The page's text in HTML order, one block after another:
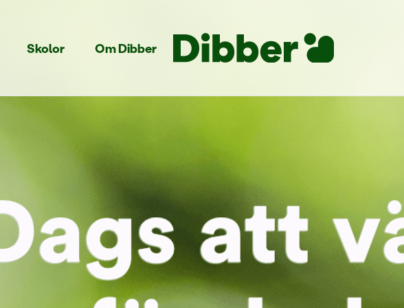
Skolor Om Dibber